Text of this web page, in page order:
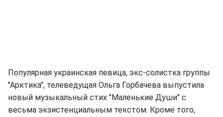
Популярная украинская певица, экс-солистка группы
"Арктика", телеведущая Ольга Горбачева выпустила
новый музыкальный стих "Маленькие Души" с
весьма экзистенциальным текстом. Кроме того,